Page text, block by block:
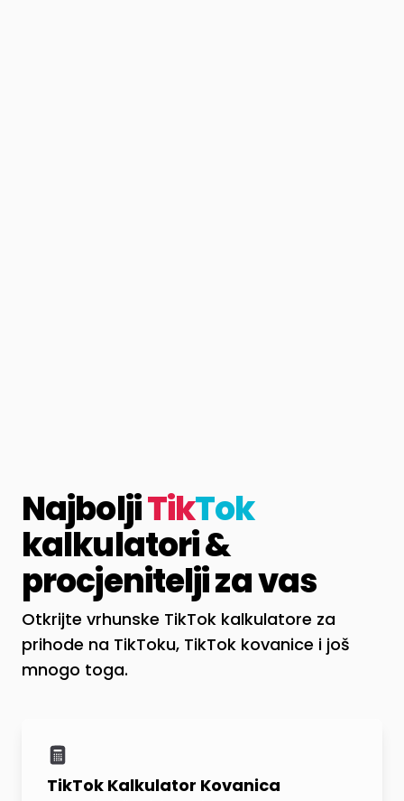
NajboljiTikTok
kalkulatori &
procjenitelji za vas
Otkrijte vrhunske TikTok kalkulatore za
prihode na TikToku, TikTok kovanice i još
mnogo toga.
TikTok Kalkulator Kovanica